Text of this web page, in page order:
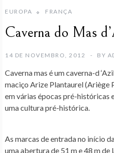
EUROPA FRANÇA
Caverna do Mas
14 DE NOVEMBRO, 2012 BY
Caverna mas é umcaverna-d
maciço Arize Plantaurel (Ariège
em várias épocas pré-históricas
uma cultura pré-histórica.
As marcas de entrada no início
uma abertura de 51 m e 48 m de